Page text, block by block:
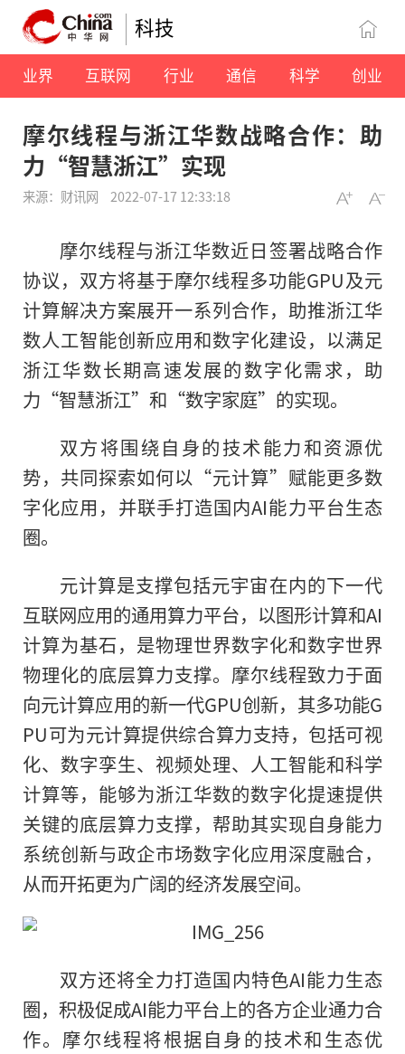
科技
业界 互联网 行业 通信 科学 创业
摩尔线程与浙江华数战略合作：助
力“智慧浙江”实现
来源：财讯网 2022-07-17 12:33:18
摩尔线程与浙江华数近日签署战略合作
协议，双方将基于摩尔线程多功能GPU及元
计算解决方案展开一系列合作，助推浙江华
数人工智能创新应用和数字化建设，以满足
浙江华数长期高速发展的数字化需求，助
力“智慧浙江”和“数字家庭”的实现。
双方将围绕自身的技术能力和资源优
势，共同探索如何以“元计算”赋能更多数
字化应用，并联手打造国内AI能力平台生态
圈。
元计算是支撑包括元宇宙在内的下一代
互联网应用的通用算力平台，以图形计算和AI
计算为基石，是物理世界数字化和数字世界
物理化的底层算力支撑。摩尔线程致力于面
向元计算应用的新一代GPU创新，其多功能G
PU可为元计算提供综合算力支持，包括可视
化、数字孪生、视频处理、人工智能和科学
计算等，能够为浙江华数的数字化提速提供
关键的底层算力支撑，帮助其实现自身能力
系统创新与政企市场数字化应用深度融合，
从而开拓更为广阔的经济发展空间。
双方还将全力打造国内特色AI能力生态
圈，积极促成AI能力平台上的各方企业通力合
作。摩尔线程将根据自身的技术和生态优